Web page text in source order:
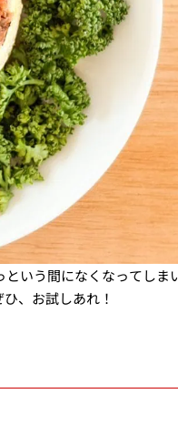
いう間になくなってしま
、お試しあれ！